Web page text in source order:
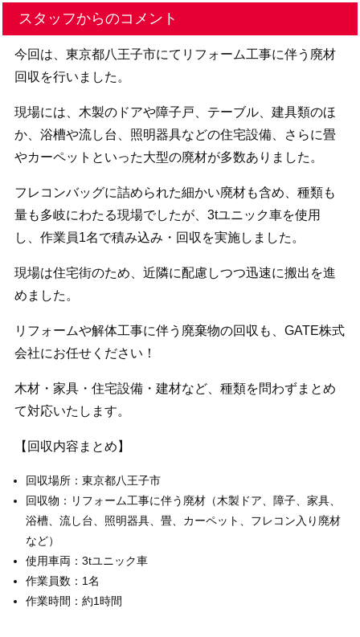
スタッフからのコメント
今回は、東京都八王子市にてリフォーム工事に伴う廃材
回収を行いました。
現場には、木製のドアや障子戸、テーブル、建具類のほ
か、浴槽や流し台、照明器具などの住宅設備、さらに畳
やカーペットといった大型の廃材が多数ありました。
フレコンバッグに詰められた細かい廃材も含め、種類も
量も多岐にわたる現場でしたが、3tユニック車を使用
し、作業員1名で積み込み・回収を実施しました。
現場は住宅街のため、近隣に配慮しつつ迅速に搬出を進
めました。
リフォームや解体工事に伴う廃棄物の回収も、GATE株式
会社にお任せください！
木材・家具・住宅設備・建材など、種類を問わずまとめ
て対応いたします。
【回収内容まとめ】
回収場所：東京都八王子市
回収物：リフォーム工事に伴う廃材（木製ドア、障子、家具、
浴槽、流し台、照明器具、畳、カーペット、フレコン入り廃材
など）
使用車両：3tユニック車
作業員数：1名
作業時間：約1時間